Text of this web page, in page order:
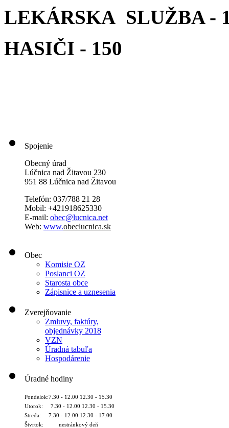
LEKÁRSKA SLUŽBA -
HASIČI - 150
Spojenie
Obecný úrad
Lúčnica nad Žitavou 230
951 88 Lúčnica nad Žitavou
Telefón: 037/788 21 28
Mobil: +421918625330
E-mail: obec@lucnica.net
Web: www.obeclucnica.sk
Obec
Komisie OZ
Poslanci OZ
Starosta obce
Zápisnice a uznesenia
Zverejňovanie
Zmluvy, faktúry,
objednávky 2018
VZN
Úradná tabuľa
Hospodárenie
Úradné hodiny
Pondelok:7.30 - 12.00 12.30 - 15.30
Utorok: 7.30 - 12.00 12.30 - 15.30
Streda: 7.30 - 12.00 12.30 - 17.00
Štvrtok: nestránkový deň